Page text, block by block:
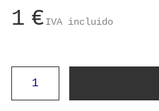
1 € IVA incluido
Amor